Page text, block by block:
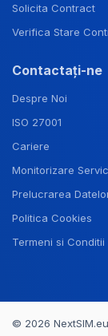
Solicita Contract
Verifica Stare
Contactați-ne
Despre Noi
ISO 27001
Cariere
Monitorizare
Prelucrarea
Politica Cookies
Termeni si Conditii
© 2026